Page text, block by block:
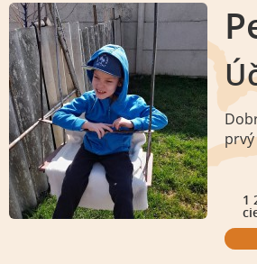
1